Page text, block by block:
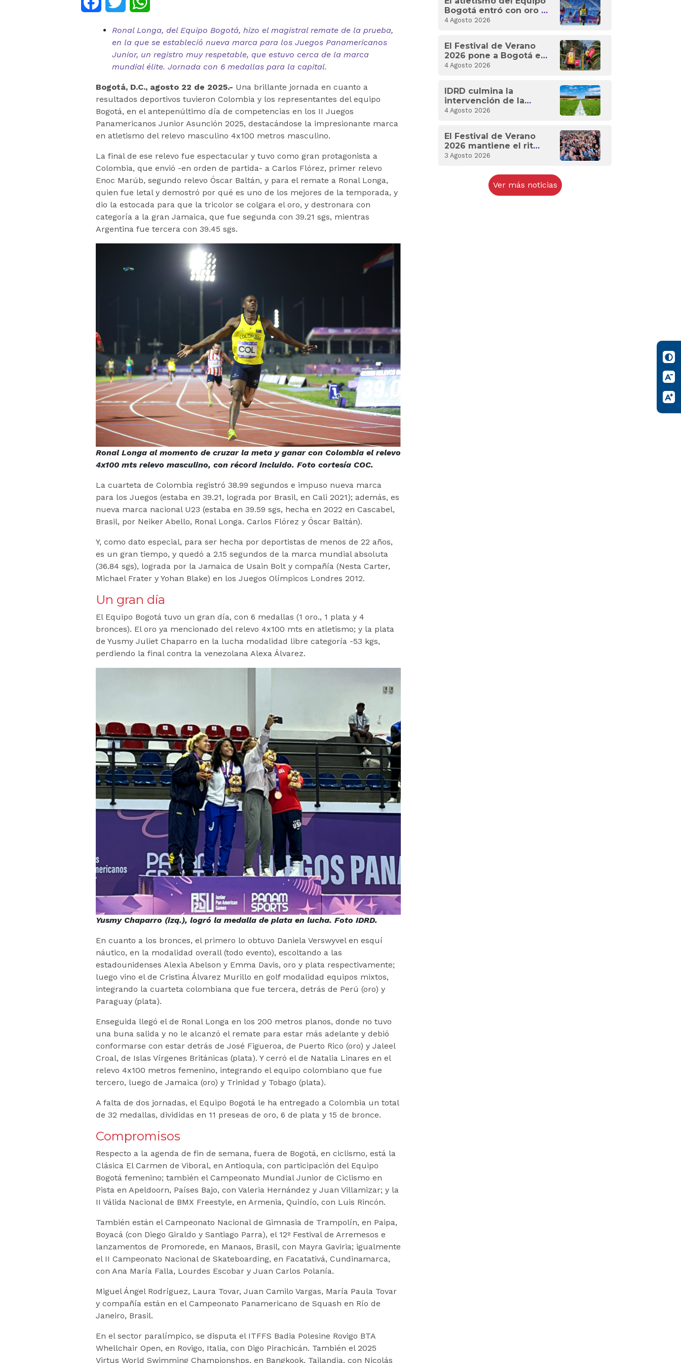
Ronal Longa, del Equipo Bogotá, hizo el magistral remate de la prueba,
en la que se estableció nueva marca para los Juegos Panamericanos
Junior, un registro muy respetable, que estuvo cerca de la marca
mundial élite. Jornada con 6 medallas para la capital.
Bogotá, D.C., agosto 22 de 2025.- Una brillante jornada en cuanto a
resultados deportivos tuvieron Colombia y los representantes del equipo
Bogotá, en el antepenúltimo día de competencias en los II Juegos
Panamericanos Junior Asunción 2025, destacándose la impresionante marca
en atletismo del relevo masculino 4x100 metros masculino.
La final de ese relevo fue espectacular y tuvo como gran protagonista a
Colombia, que envió -en orden de partida- a Carlos Flórez, primer relevo
Enoc Marúb, segundo relevo Óscar Baltán, y para el remate a Ronal Longa,
quien fue letal y demostró por qué es uno de los mejores de la temporada, y
dio la estocada para que la tricolor se colgara el oro, y destronara con
categoría a la gran Jamaica, que fue segunda con 39.21 sgs, mientras
Argentina fue tercera con 39.45 sgs.
Ronal Longa al momento de cruzar la meta y ganar con Colombia el relevo
4x100 mts relevo masculino, con récord incluido. Foto cortesía COC.
La cuarteta de Colombia registró 38.99 segundos e impuso nueva marca
para los Juegos (estaba en 39.21, lograda por Brasil, en Cali 2021); además, es
nueva marca nacional U23 (estaba en 39.59 sgs, hecha en 2022 en Cascabel,
Brasil, por Neiker Abello, Ronal Longa. Carlos Flórez y Óscar Baltán).
Y, como dato especial, para ser hecha por deportistas de menos de 22 años,
es un gran tiempo, y quedó a 2.15 segundos de la marca mundial absoluta
(36.84 sgs), lograda por la Jamaica de Usain Bolt y compañía (Nesta Carter,
Michael Frater y Yohan Blake) en los Juegos Olímpicos Londres 2012.
Un gran día
El Equipo Bogotá tuvo un gran día, con 6 medallas (1 oro., 1 plata y 4
bronces). El oro ya mencionado del relevo 4x100 mts en atletismo; y la plata
de Yusmy Juliet Chaparro en la lucha modalidad libre categoría -53 kgs,
perdiendo la final contra la venezolana Alexa Álvarez.
Yusmy Chaparro (izq.), logró la medalla de plata en lucha. Foto IDRD.
En cuanto a los bronces, el primero lo obtuvo Daniela Verswyvel en esquí
náutico, en la modalidad overall (todo evento), escoltando a las
estadounidenses Alexia Abelson y Emma Davis, oro y plata respectivamente;
luego vino el de Cristina Álvarez Murillo en golf modalidad equipos mixtos,
integrando la cuarteta colombiana que fue tercera, detrás de Perú (oro) y
Paraguay (plata).
Enseguida llegó el de Ronal Longa en los 200 metros planos, donde no tuvo
una buna salida y no le alcanzó el remate para estar más adelante y debió
conformarse con estar detrás de José Figueroa, de Puerto Rico (oro) y Jaleel
Croal, de Islas Vírgenes Británicas (plata). Y cerró el de Natalia Linares en el
relevo 4x100 metros femenino, integrando el equipo colombiano que fue
tercero, luego de Jamaica (oro) y Trinidad y Tobago (plata).
A falta de dos jornadas, el Equipo Bogotá le ha entregado a Colombia un total
de 32 medallas, divididas en 11 preseas de oro, 6 de plata y 15 de bronce.
Compromisos
Respecto a la agenda de fin de semana, fuera de Bogotá, en ciclismo, está la
Clásica El Carmen de Viboral, en Antioquia, con participación del Equipo
Bogotá femenino; también el Campeonato Mundial Junior de Ciclismo en
Pista en Apeldoorn, Países Bajo, con Valeria Hernández y Juan Villamizar; y la
II Válida Nacional de BMX Freestyle, en Armenia, Quindío, con Luis Rincón.
También están el Campeonato Nacional de Gimnasia de Trampolín, en Paipa,
Boyacá (con Diego Giraldo y Santiago Parra), el 12º Festival de Arremesos e
lanzamentos de Promorede, en Manaos, Brasil, con Mayra Gaviria; igualmente
el II Campeonato Nacional de Skateboarding, en Facatativá, Cundinamarca,
con Ana María Falla, Lourdes Escobar y Juan Carlos Polanía.
Miguel Ángel Rodríguez, Laura Tovar, Juan Camilo Vargas, María Paula Tovar
y compañía están en el Campeonato Panamericano de Squash en Río de
Janeiro, Brasil.
En el sector paralímpico, se disputa el ITFFS Badia Polesine Rovigo BTA
Whellchair Open, en Rovigo, Italia, con Digo Pirachicán. También el 2025
Virtus World Swimming Championshps, en Bangkook, Tailandia, con Nicolás
Bogotá entró con oro y
plata para Colombia en
del Caribe 2026
4 Agosto 2026
El Festival de Verano
2026 pone a Bogotá en
modo competencia
4 Agosto 2026
IDRD culmina la
intervención de la
grama de Techo y deja
4 Agosto 2026
El Festival de Verano
2026 mantiene el ritmo
con deporte
experiencias para toda
3 Agosto 2026
Ver más noticias